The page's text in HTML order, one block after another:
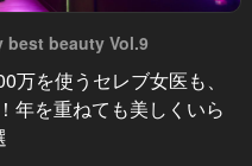
best beauty Vol.9
万を使うセレブ女医も、
年を重ねても美しくいら